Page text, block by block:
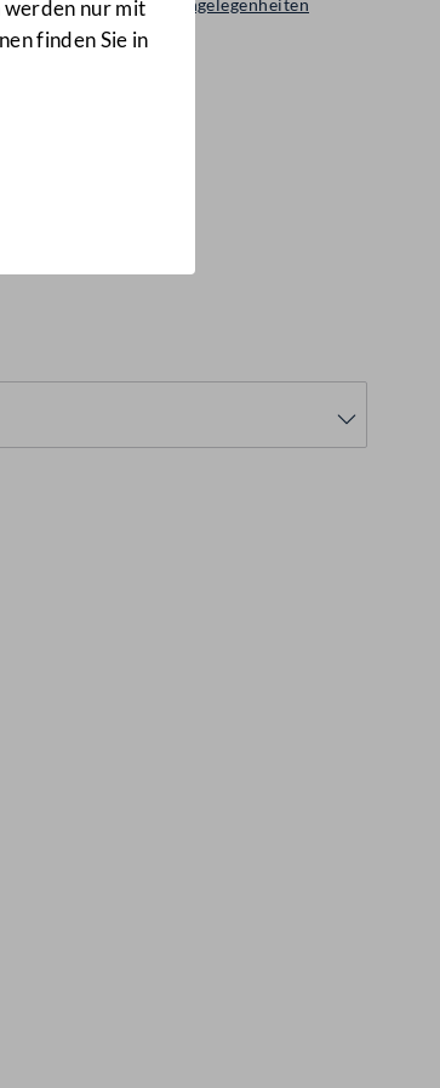
werden nur mit
finden Sie in
Ausschuss für Innere Angelegenheiten
1/A-IA